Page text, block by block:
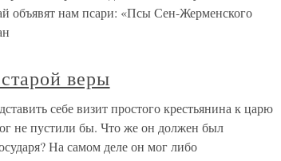
объявят нам псари: «Псы Сен-Жерменского
веры
себе визит простого крестьянина к царю
не пустили бы. Что же он должен был
На самом деле он мог либо